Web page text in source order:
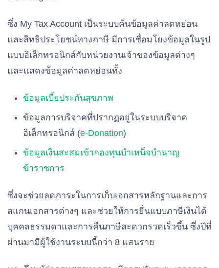
ซึ่ง My Tax Account เป็นระบบค้นข้อมูลค่าลดหย่อน
และสิทธิประโยชน์ทางภาษี มีการเชื่อมโยงข้อมูลในรูป
แบบอิเล็กทรอนิกส์กับหน่วยงานเจ้าของข้อมูลต่างๆ
และแสดงข้อมูลค่าลดหย่อนทั้ง
ข้อมูลเบี้ยประกันสุขภาพ
ข้อมูลการบริจาคที่ปรากฏอยู่ในระบบบริจาค
อิเล็กทรอนิกส์ (e-Donation)
ข้อมูลเงินสะสมเข้ากองทุนบำเหน็จบำนาญ
ข้าราชการ
ซึ่งจะช่วยลดภาระในการเก็บเอกสารหลักฐานและการ
สแกนเอกสารต่างๆ และช่วยให้การยื่นแบบภาษีเงินได้
บุคคลธรรมดาและการคืนภาษีสะดวกรวดเร็วขึ้น ซึ่งปีที่
ผ่านมามีผู้ใช้งานระบบนี้กว่า 8 แสนราย